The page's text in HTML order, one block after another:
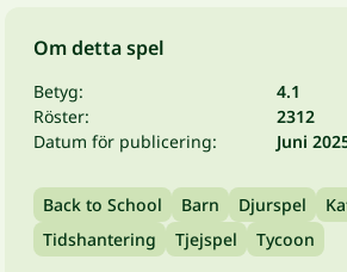
Om detta spel
Betyg:
4.1
Röster:
2312
Datum för publicering:
Juni
Back to School Barn Djurspel
Tidshantering
Tjejspel Tycoon